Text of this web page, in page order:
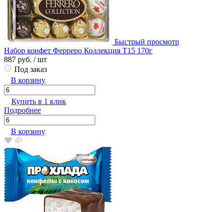
Быстрый просмотр
Набор конфет Ферреро Коллекция Т15 170г
887 руб. / шт
Под заказ
В корзину
Купить в 1 клик
Подробнее
В корзину